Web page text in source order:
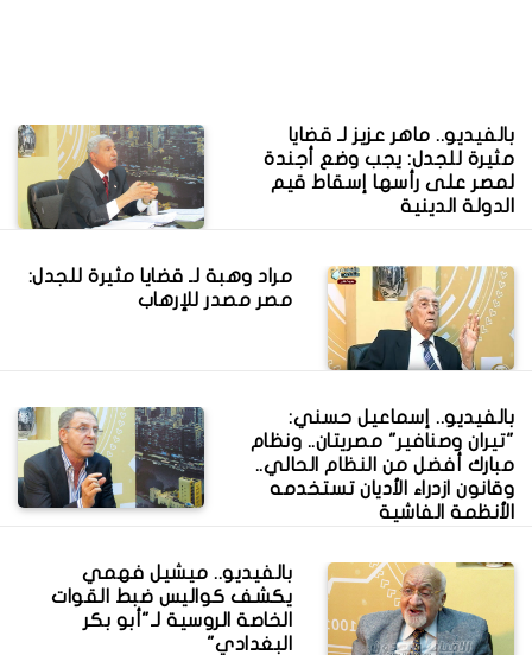
بالفيديو.. ماهر عزيز لـ قضايا
مثيرة للجدل: يجب وضع أجندة
لمصر على رأسها إسقاط قيم
الدولة الدينية
مراد وهبة لـ قضايا مثيرة للجدل:
مصر مصدر للإرهاب
بالفيديو.. إسماعيل حسني:
"تيران وصنافير" مصريتان.. ونظام
مبارك أفضل من النظام الحالي..
وقانون ازدراء الأديان تستخدمه
الأنظمة الفاشية
بالفيديو.. ميشيل فهمي
يكشف كواليس ضبط القوات
الخاصة الروسية لـ"أبو بكر
البغدادي"